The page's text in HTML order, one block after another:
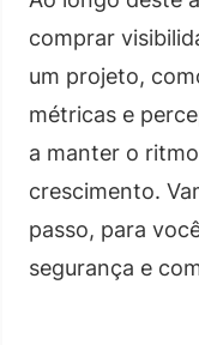
comprar
um projeto,
métricas e
a manter o
crescimento.
passo, para
segurança e